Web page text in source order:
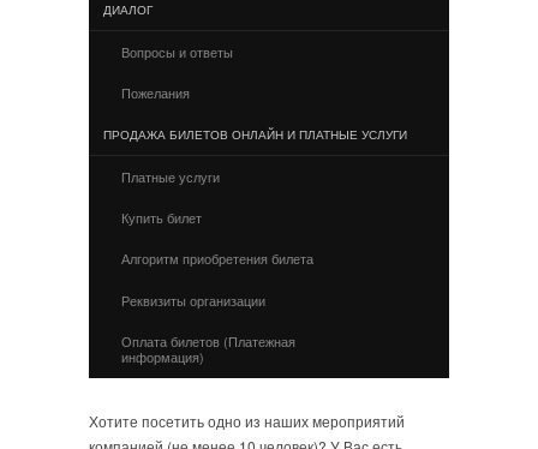
ДИАЛОГ
Вопросы и ответы
Пожелания
ПРОДАЖА БИЛЕТОВ ОНЛАЙН И ПЛАТНЫЕ УСЛУГИ
Платные услуги
Купить билет
Алгоритм приобретения билета
Реквизиты организации
Оплата билетов (Платежная
информация)
Хотите посетить одно из наших мероприятий